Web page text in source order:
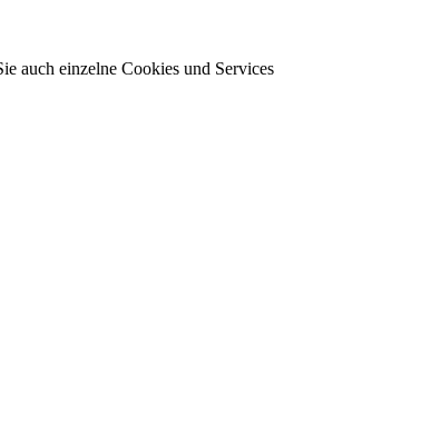
auch einzelne Cookies und Services